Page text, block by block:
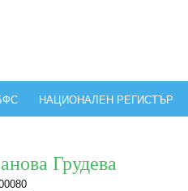
НАЦИОНАЛЕН РЕГИСТЪР
Грудева